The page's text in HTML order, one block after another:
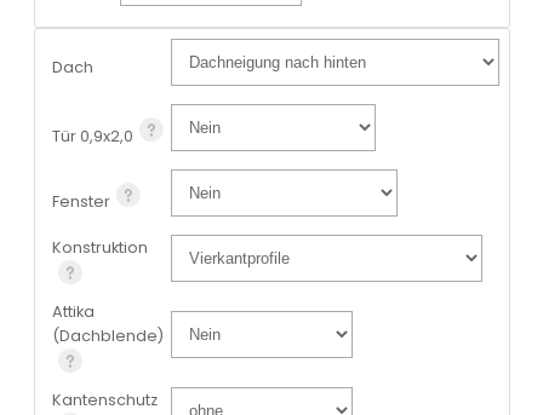
Dach
Tür 0,9x2,0
Fenster
Konstruktion
Attika
(Dachblende)
Kantenschutz